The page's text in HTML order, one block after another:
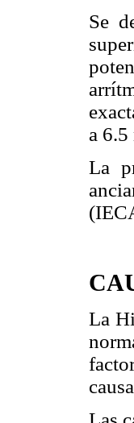
Se
a
La
La